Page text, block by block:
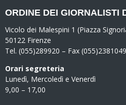
ORDINE DEI GIORNALISTI
Vicolo dei Malespini 1 (Piazza
50122 Firenze
Tel. (055)289920 – Fax (055)2381049
Orari segreteria
Lunedì, Mercoledì e Venerdì
9,00 – 17,00